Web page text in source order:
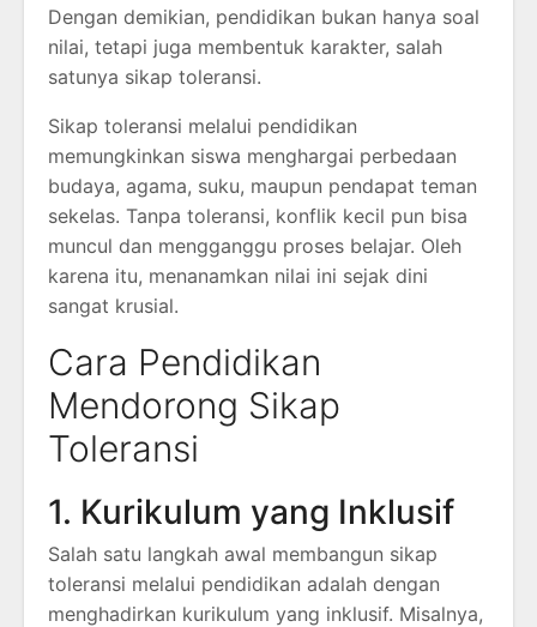
Dengan demikian, pendidikan bukan hanya soal
nilai, tetapi juga membentuk karakter, salah
satunya sikap toleransi.
Sikap toleransi melalui pendidikan
memungkinkan siswa menghargai perbedaan
budaya, agama, suku, maupun pendapat teman
sekelas. Tanpa toleransi, konflik kecil pun bisa
muncul dan mengganggu proses belajar. Oleh
karena itu, menanamkan nilai ini sejak dini
sangat krusial.
Cara Pendidikan
Mendorong Sikap
Toleransi
1. Kurikulum yang Inklusif
Salah satu langkah awal membangun sikap
toleransi melalui pendidikan adalah dengan
menghadirkan kurikulum yang inklusif. Misalnya,